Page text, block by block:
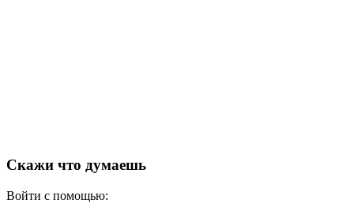
Скажи что думаешь
Войти с помощью: